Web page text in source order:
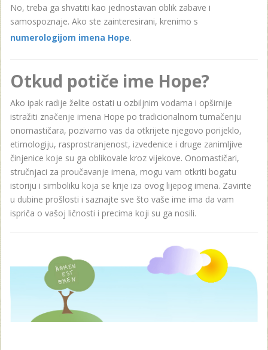
No, treba ga shvatiti kao jednostavan oblik zabave i
samospoznaje. Ako ste zainteresirani, krenimo s
numerologijom imena Hope.
Otkud potiče ime Hope?
Ako ipak radije želite ostati u ozbiljnim vodama i opširnije
istražiti značenje imena Hope po tradicionalnom tumačenju
onomastičara, pozivamo vas da otkrijete njegovo porijeklo,
etimologiju, rasprostranjenost, izvedenice i druge zanimljive
činjenice koje su ga oblikovale kroz vijekove. Onomastičari,
stručnjaci za proučavanje imena, mogu vam otkriti bogatu
istoriju i simboliku koja se krije iza ovog lijepog imena. Zavirite
u dubine prošlosti i saznajte sve što vaše ime ima da vam
ispriča o vašoj ličnosti i precima koji su ga nosili.